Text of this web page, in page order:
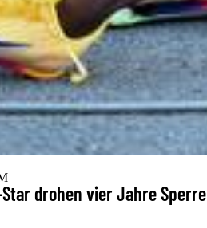
drohen vier Jahre Sperre